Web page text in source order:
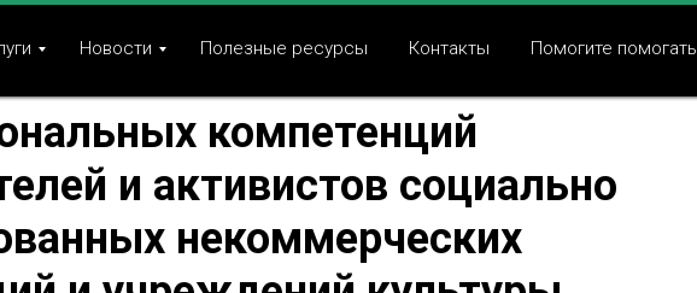
Новости Полезные ресурсы Контакты Помогите помогать
компетенций
и активистов социально
некоммерческих